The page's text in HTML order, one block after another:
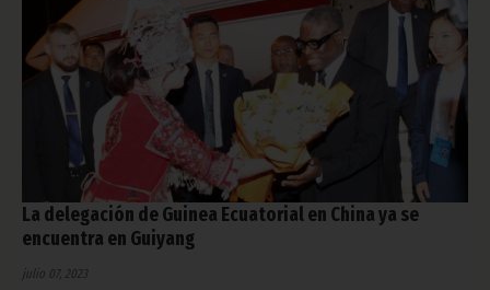
La delegación de Guinea Ecuatorial en China ya se
encuentra en Guiyang
julio 07, 2023